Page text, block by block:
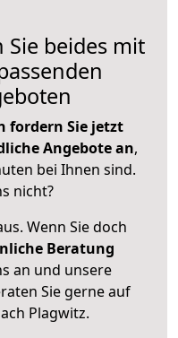
Sie beides mit
fordern Sie jetzt
Angebote an,
bei Ihnen sind.
nicht?
Wenn Sie doch
Beratung
an und unsere
Sie gerne auf
Plagwitz.